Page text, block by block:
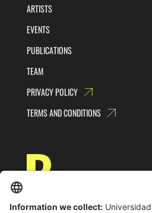
ARTISTS
EVENTS
PUBLICATIONS
TEAM
PRIVACY POLICY
TERMS AND CONDITIONS